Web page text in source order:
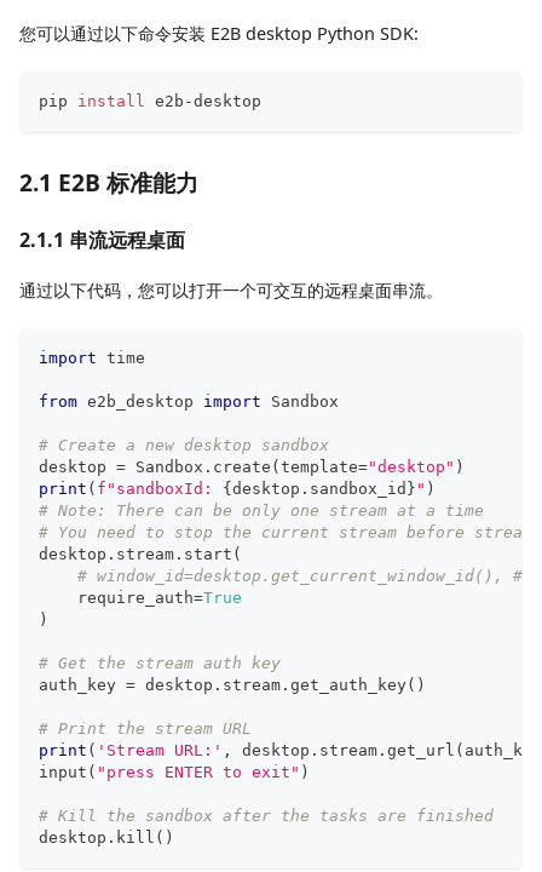
您可以通过以下命令安装 E2B desktop Python SDK:
pip install e2b-desktop
2.1 E2B 标准能力
2.1.1 串流远程桌面
通过以下代码，您可以打开一个可交互的远程桌面串流。
import time
from e2b_desktop import Sandbox
# Create a new desktop sandbox
desktop = Sandbox . create (template="desktop" )
print ( f"sandboxId: {desktop . sandbox_id } " )
# Note: There can be only one stream at a time
# You need to stop the current stream before
desktop . stream . start (
# window_id=desktop.get_current_window_id(),
    require_auth
=True
)
# Get the stream auth key
auth_key = desktop . stream . get_auth_key( )
# Print the stream URL
print ( 'Stream URL:' , desktop . stream . get_url ( auth_key
input ( "press ENTER to exit" )
# Kill the sandbox after the tasks are finished
desktop . kill ( )